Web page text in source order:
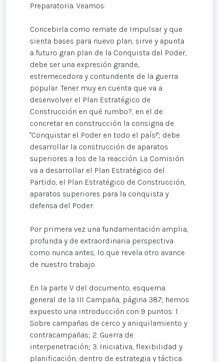
Preparatoria. Veamos:
Concebirla como remate de Impulsar y que
sienta bases para nuevo plan, sirve y apunta
a futuro gran plan de la Conquista del Poder,
debe ser una expresión grande,
estremecedora y contundente de la guerra
popular. Tener muy en cuenta que va a
desenvolver el Plan Estratégico de
Construcción en qué rumbo?, en el de
concretar en construcción la consigna de
"Conquistar el Poder en todo el país!"; debe
desarrollar la construcción de aparatos
superiores a los de la reacción. La Comisión
va a desarrollar el Plan Estratégico del
Partido, el Plan Estratégico de Construcción,
aparatos superiores para la conquista y
defensa del Poder.
Por primera vez una fundamentación amplia,
profunda y de extraordinaria perspectiva
como nunca antes, lo que revela otro avance
de nuestro trabajo.
En la parte V del documento, esquema
general de la III Campaña, página 387; hemos
expuesto una introducción con 9 puntos: 1.
Sobre campañas de cerco y aniquilamiento y
contracampañas; 2. Guerra de
interpenetración; 3. Iniciativa, flexibilidad y
planificación, dentro de estrategia y táctica